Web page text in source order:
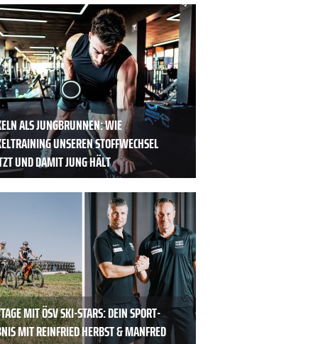
ALS JUNGBRUNNEN: WIE
UNSEREN STOFFWECHSEL
UND DAMIT JUNG HÄLT
MIT ÖSV SKI-STARS: DEIN SPORT-
MIT REINFRIED HERBST & MANFRED